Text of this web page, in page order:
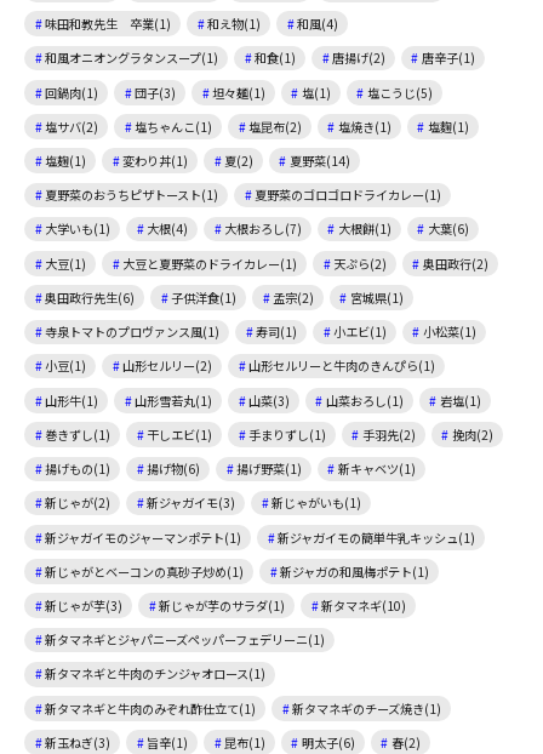
味田和教先生 卒業(1)
和え物(1)
和風(4)
和風オニオングラタンスープ(1)
和食(1) 唐揚げ(2)
唐辛子(1)
回鍋肉(1)
団子(3) 坦々麺(1) 塩(1)
塩こうじ(5)
塩サバ(2)
塩ちゃんこ(1) 塩昆布(2) 塩焼き(1)
塩麴(1)
塩麹(1)
変わり丼(1) 夏(2)
夏野菜(14)
夏野菜のおうちピザトースト(1)
夏野菜のゴロゴロドライカレー(1)
大学いも(1)
大根(4) 大根おろし(7) 大根餅(1)
大葉(6)
大豆(1)
大豆と夏野菜のドライカレー(1) 天ぷら(2)
奥田政行(2)
奥田政行先生(6)
子供洋食(1) 孟宗(2)
宮城県(1)
寺泉トマトのプロヴァンス風(1)
寿司(1) 小エビ(1)
小松菜(1)
小豆(1)
山形セルリー(2)
山形セルリーと牛肉のきんぴら(1)
山形牛(1)
山形雪若丸(1) 山菜(3) 山菜おろし(1)
岩塩(1)
巻きずし(1)
干しエビ(1) 手まりずし(1) 手羽先(2)
挽肉(2)
揚げもの(1)
揚げ物(6) 揚げ野菜(1)
新キャベツ(1)
新じゃが(2)
新ジャガイモ(3)
新じゃがいも(1)
新ジャガイモのジャーマンポテト(1)
新ジャガイモの簡単牛乳キッシュ(1)
新じゃがとベーコンの真砂子炒め(1)
新ジャガの和風梅ポテト(1)
新じゃが芋(3)
新じゃが芋のサラダ(1)
新タマネギ(10)
新タマネギとジャパニーズペッパーフェデリーニ(1)
新タマネギと牛肉のチンジャオロース(1)
新タマネギと牛肉のみぞれ酢仕立て(1)
新タマネギのチーズ焼き(1)
新玉ねぎ(3)
旨辛(1) 昆布(1) 明太子(6)
春(2)